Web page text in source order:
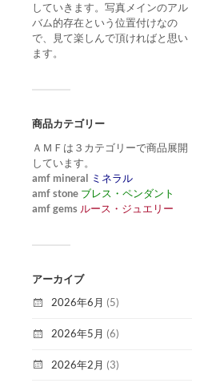
していきます。写真メインのアル
バム的存在という位置付けなの
で、見て楽しんで頂ければと思い
ます。
商品カテゴリー
ＡＭＦは３カテゴリーで商品展開
しています。
amf mineral ミネラル
amf stone ブレス・ペンダント
amf gems ルース・ジュエリー
アーカイブ
2026年6月 (5)
2026年5月 (6)
2026年2月 (3)